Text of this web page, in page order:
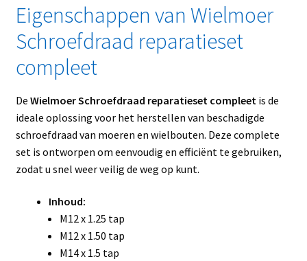
Eigenschappen van Wielmoer
Schroefdraad reparatieset
compleet
De Wielmoer Schroefdraad reparatieset compleet is de
ideale oplossing voor het herstellen van beschadigde
schroefdraad van moeren en wielbouten. Deze complete
set is ontworpen om eenvoudig en efficiënt te gebruiken,
zodat u snel weer veilig de weg op kunt.
Inhoud:
M12 x 1.25 tap
M12 x 1.50 tap
M14 x 1.5 tap